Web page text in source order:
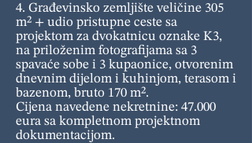
4. Građevinsko zemljište veličine 305
m² + udio pristupne ceste sa
projektom za dvokatnicu oznake K3,
na priloženim fotografijama sa 3
spavaće sobe i 3 kupaonice, otvorenim
dnevnim dijelom i kuhinjom, terasom i
bazenom, bruto 170 m².
Cijena navedene nekretnine: 47.000
eura sa kompletnom projektnom
dokumentacijom.